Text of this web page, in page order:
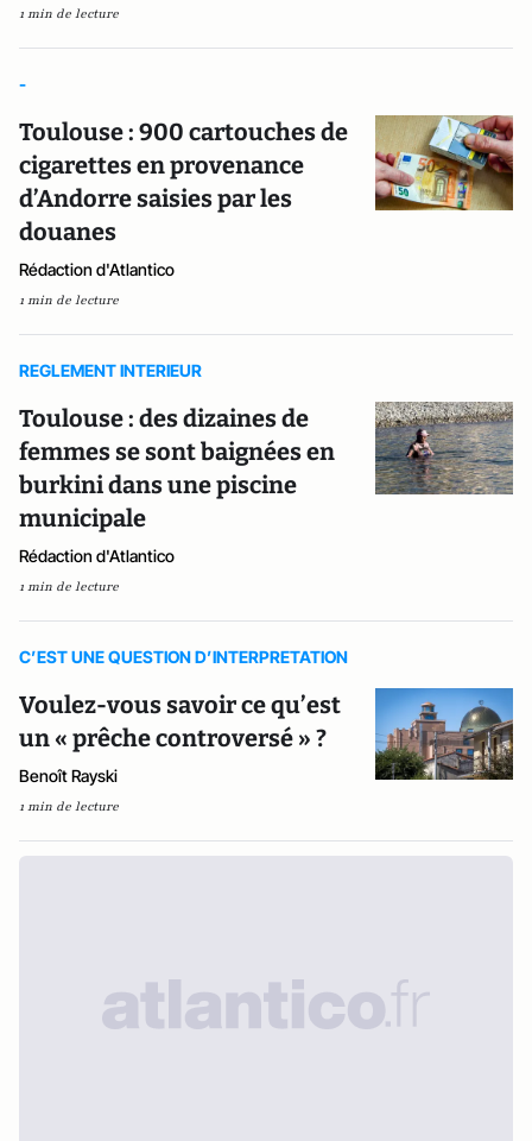
1 min de lecture
-
Toulouse : 900 cartouches de
cigarettes en provenance
d’Andorre saisies par les
douanes
Rédaction d'Atlantico
1 min de lecture
REGLEMENT INTERIEUR
Toulouse : des dizaines de
femmes se sont baignées en
burkini dans une piscine
municipale
Rédaction d'Atlantico
1 min de lecture
C’EST UNE QUESTION D’INTERPRETATION
Voulez-vous savoir ce qu’est
un « prêche controversé » ?
Benoît Rayski
1 min de lecture